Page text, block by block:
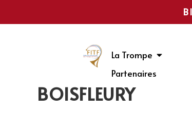
La Trompe
Partenaires
BOISFLEURY